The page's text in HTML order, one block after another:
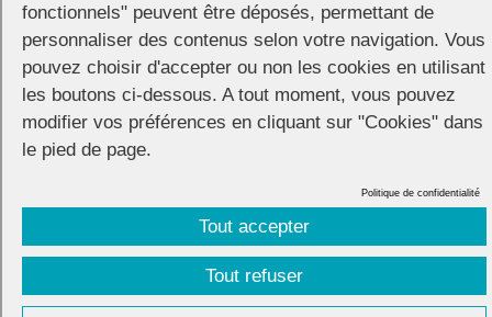
qui investit le bar Sweet & Co jusqu’à au moins 4h du matin.
Sweet & Co
© 2026 | Mentions légales
Réalisation :Unscuzzy| Conception :Visuelab|
fonctionnels" peuvent être déposés, permettant de
personnaliser des contenus selon votre navigation. Vous
pouvez choisir d'accepter ou non les cookies en utilisant
les boutons ci-dessous. A tout moment, vous pouvez
modifier vos préférences en cliquant sur "Cookies" dans
le pied de page.
Tout accepter
Tout refuser
Politique de confidentialité